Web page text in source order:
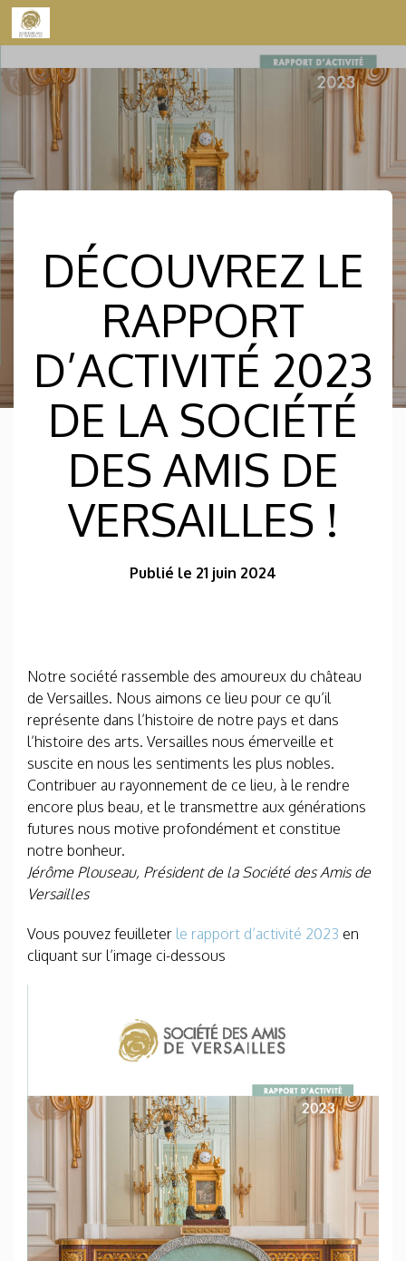
Skip to content
DÉCOUVREZ LE
RAPPORT
D’ACTIVITÉ 2023
DE LA SOCIÉTÉ
DES AMIS DE
VERSAILLES !
Publié le 21 juin 2024
Notre société rassemble des amoureux du château
de Versailles. Nous aimons ce lieu pour ce qu’il
représente dans l’histoire de notre pays et dans
l’histoire des arts. Versailles nous émerveille et
suscite en nous les sentiments les plus nobles.
Contribuer au rayonnement de ce lieu, à le rendre
encore plus beau, et le transmettre aux générations
futures nous motive profondément et constitue
notre bonheur.
Jérôme Plouseau, Président de la Société des Amis de
Versailles
Vous pouvez feuilleter le rapport d’activité 2023 en
cliquant sur l’image ci-dessous